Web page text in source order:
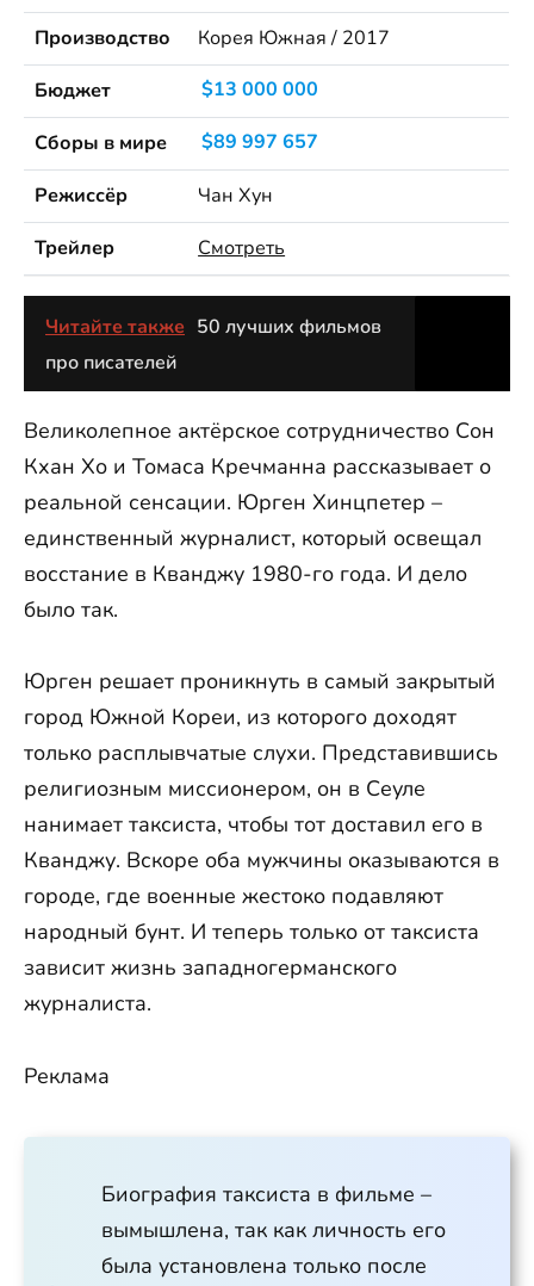
Производство
Корея Южная / 2017
Бюджет
$13 000 000
Сборы в мире
$89 997 657
Режиссёр
Чан Хун
Трейлер
Смотреть
Читайте также 50 лучших фильмов
про писателей
Великолепное актёрское сотрудничество Сон
Кхан Хо и Томаса Кречманна рассказывает о
реальной сенсации. Юрген Хинцпетер –
единственный журналист, который освещал
восстание в Кванджу 1980-го года. И дело
было так.
Юрген решает проникнуть в самый закрытый
город Южной Кореи, из которого доходят
только расплывчатые слухи. Представившись
религиозным миссионером, он в Сеуле
нанимает таксиста, чтобы тот доставил его в
Кванджу. Вскоре оба мужчины оказываются в
городе, где военные жестоко подавляют
народный бунт. И теперь только от таксиста
зависит жизнь западногерманского
журналиста.
Реклама
Биография таксиста в фильме –
вымышлена, так как личность его
была установлена только после